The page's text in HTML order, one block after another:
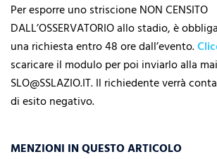
Per esporre uno striscione NON CENSITO
DALL’OSSERVATORIO allo stadio, è
una richiesta entro 48 ore dall’evento.
scaricare il modulo per poi inviarlo alla
SLO@SSLAZIO.IT. Il richiedente verrà
di esito negativo.
MENZIONI IN QUESTO ARTICOLO